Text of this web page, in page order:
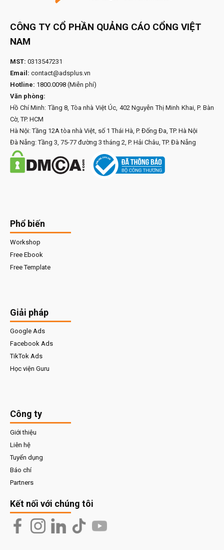
CÔNG TY CỔ PHẦN QUẢNG CÁO CỔNG VIỆT
NAM
MST: 0313547231
Email: contact@adsplus.vn
Hotline: 1800.0098 (Miễn phí)
Văn phòng:
Hồ Chí Minh: Tầng 8, Tòa nhà Việt Úc, 402 Nguyễn Thị Minh Khai, P. Bàn
Cờ, TP. HCM
Hà Nội: Tầng 12A tòa nhà Việt, số 1 Thái Hà, P. Đống Đa, TP. Hà Nội
Đà Nẵng: Tầng 3, 75-77 đường 3 tháng 2, P. Hải Châu, TP. Đà Nẵng
Phổ biến
Workshop
Free Ebook
Free Template
Giải pháp
Google Ads
Facebook Ads
TikTok Ads
Học viện Guru
Công ty
Giới thiệu
Liên hệ
Tuyển dụng
Báo chí
Partners
Kết nối với chúng tôi